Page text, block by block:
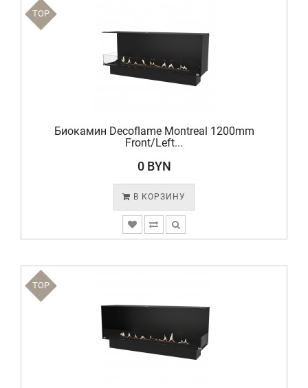
TOP
Биокамин Decoflame Montreal 1200mm
Front/Left...
0 BYN
В КОРЗИНУ
TOP